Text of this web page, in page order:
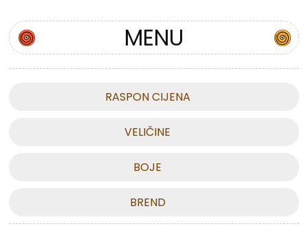
MENU
RASPON CIJENA
VELIČINE
BOJE
BREND